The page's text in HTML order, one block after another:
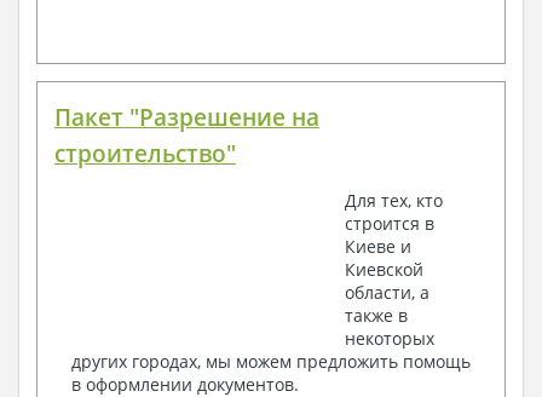
Пакет "Разрешение на
строительство"
Для тех, кто
строится в
Киеве и
Киевской
области, а
также в
некоторых
других городах, мы можем предложить помощь
в оформлении документов.